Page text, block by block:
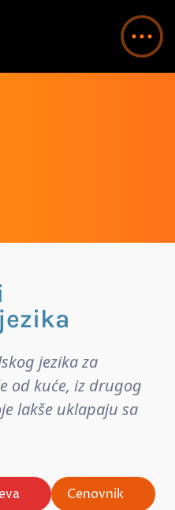
jezika za
od kuće, iz drugog
lakše uklapaju sa
Cenovnik